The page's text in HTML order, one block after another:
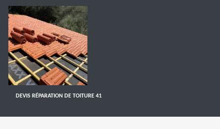
DEVIS RÉPARATION DE TOITURE 41